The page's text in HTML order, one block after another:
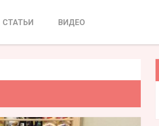
СТАТЬИ ВИДЕО